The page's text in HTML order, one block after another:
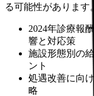
る可能性があります。
2024年診療報
響と対応策
施設形態別の
ント
処遇改善に向
略